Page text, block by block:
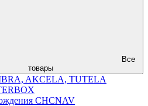
Все
товары
AKCELA, TUTELA
CHCNAV